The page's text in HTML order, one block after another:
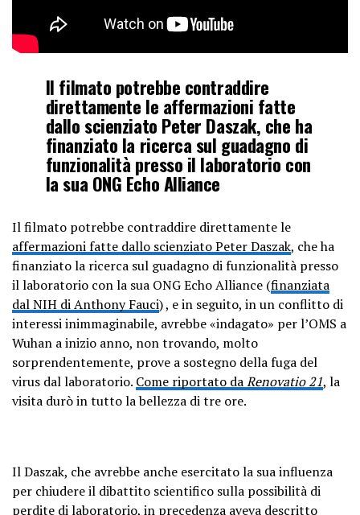
Il filmato potrebbe contraddire
direttamente le affermazioni fatte
dallo scienziato Peter Daszak, che ha
finanziato la ricerca sul guadagno di
funzionalità presso il laboratorio con
la sua ONG Echo Alliance
Il filmato potrebbe contraddire direttamente le
affermazioni fatte dallo scienziato Peter Daszak, che ha
finanziato la ricerca sul guadagno di funzionalità presso
il laboratorio con la sua ONG Echo Alliance (finanziata
dal NIH di Anthony Fauci) , e in seguito, in un conflitto di
interessi inimmaginabile, avrebbe «indagato» per l’OMS a
Wuhan a inizio anno, non trovando, molto
sorprendentemente, prove a sostegno della fuga del
virus dal laboratorio. Come riportato daRenovatio 21, la
visita durò in tutto la bellezza di tre ore.
Il Daszak, che avrebbe anche esercitato la sua influenza
per chiudere il dibattito scientifico sulla possibilità di
perdite di laboratorio, in precedenza aveva descritto